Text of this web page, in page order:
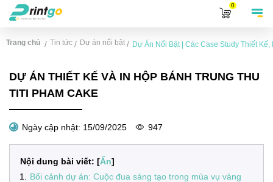
0
Trang chủ / Tin tức / Dự án nổi bật / Dự Án Nổi Bật | Các Case Study Thiết Kế,
DỰ ÁN THIẾT KẾ VÀ IN HỘP BÁNH TRUNG THU
TITI PHAM CAKE
Ngày cập nhật: 15/09/2025 947
Nội dung bài viết: [Ẩn]
1
Bối cảnh dự án: Cuộc đua sáng tạo trong mùa vụ vàng